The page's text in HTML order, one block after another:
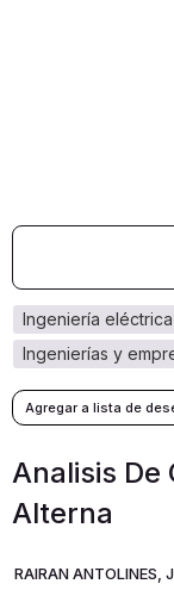
ingenierías y
ingeniería
Analisis De
Alterna
RAIRAN ANTOLINES,